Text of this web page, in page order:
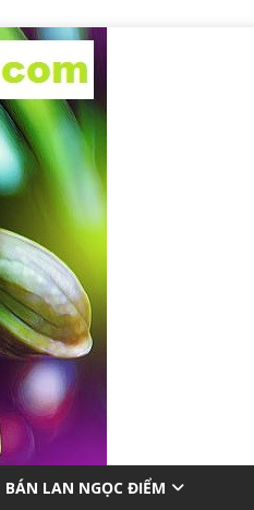
BÁN LAN NGỌC ĐIỂM